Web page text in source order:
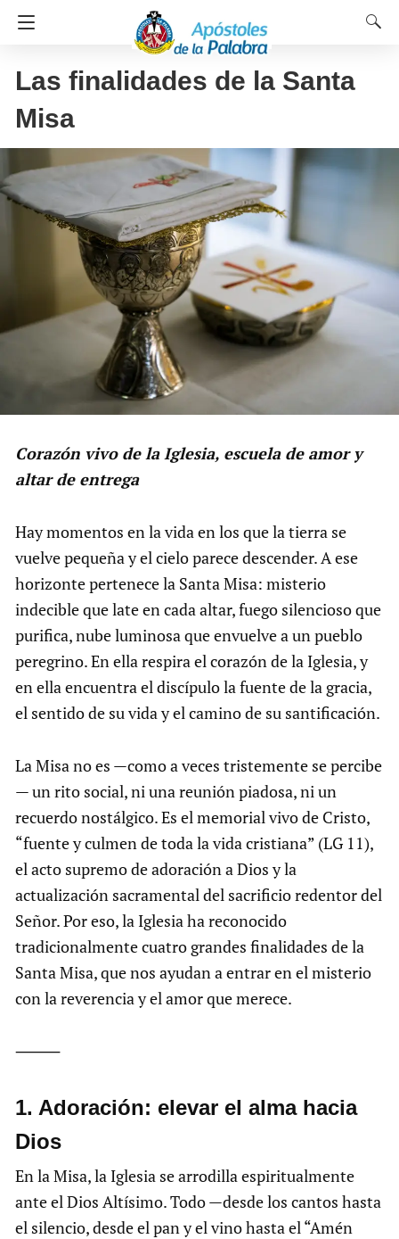
Las finalidades de la Santa
Misa
Corazón vivo de la Iglesia, escuela de amor y
altar de entrega
Hay momentos en la vida en los que la tierra se
vuelve pequeña y el cielo parece descender. A ese
horizonte pertenece la Santa Misa: misterio
indecible que late en cada altar, fuego silencioso que
purifica, nube luminosa que envuelve a un pueblo
peregrino. En ella respira el corazón de la Iglesia, y
en ella encuentra el discípulo la fuente de la gracia,
el sentido de su vida y el camino de su santificación.
La Misa no es —como a veces tristemente se percibe
— un rito social, ni una reunión piadosa, ni un
recuerdo nostálgico. Es el memorial vivo de Cristo,
“fuente y culmen de toda la vida cristiana” (LG 11),
el acto supremo de adoración a Dios y la
actualización sacramental del sacrificio redentor del
Señor. Por eso, la Iglesia ha reconocido
tradicionalmente cuatro grandes finalidades de la
Santa Misa, que nos ayudan a entrar en el misterio
con la reverencia y el amor que merece.
⸻
1.⁠ ⁠Adoración: elevar el alma hacia
Dios
En la Misa, la Iglesia se arrodilla espiritualmente
ante el Dios Altísimo. Todo —desde los cantos hasta
el silencio, desde el pan y el vino hasta el “Amén